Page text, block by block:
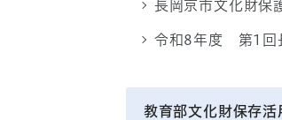
長岡京市文化財保
令和8年度 第1回
教育部文化財保存